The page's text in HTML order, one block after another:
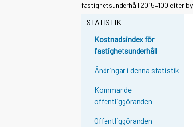
fastighetsunderhåll 2015=100 efter
STATISTIK
Kostnadsindex för
fastighetsunderhåll
Ändringar i denna statistik
Kommande
offentliggöranden
Offentliggöranden